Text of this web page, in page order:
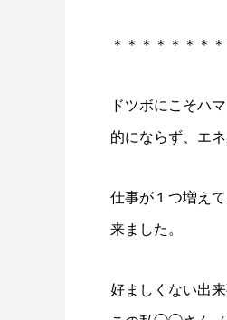
＊＊＊＊＊＊＊
ドツボにこそハ
的にならず、エ
仕事が１つ増え
来ました。
好ましくない出